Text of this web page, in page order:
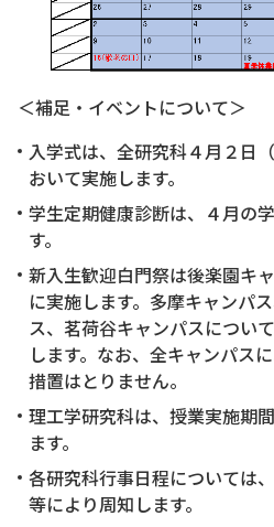
＜補足・イベントについて＞
入学式は、全研究科４月２日
おいて実施します。
学生定期健康診断は、４月の
す。
新入生歓迎白門祭は後楽園キ
に実施します。多摩キャンパ
ス、茗荷谷キャンパスについ
します。なお、全キャンパス
措置はとりません。
理工学研究科は、授業実施期
ます。
各研究科行事日程については
等により周知します。